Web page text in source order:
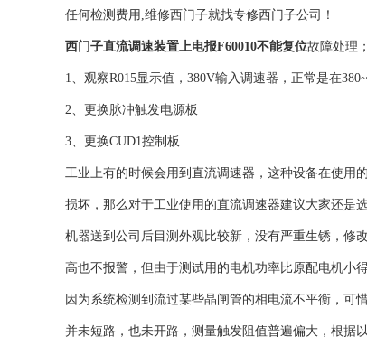
任何检测费用,维修西门子就找专修西门子公司！
西门子直流调速装置上电报F60010不能复位故障处理；
1、观察R015显示值，380V输入调速器，正常是在
2、更换脉冲触发电源板
3、更换CUD1控制板
工业上有的时候会用到直流调速器，这种设备在使用
损坏，那么对于工业使用的直流调速器建议大家还是
机器送到公司后目测外观比较新，没有严重生锈，修
高也不报警，但由于测试用的电机功率比原配电机小
因为系统检测到流过某些晶闸管的相电流不平衡，可
并未短路，也未开路，测量触发阻值普遍偏大，根据